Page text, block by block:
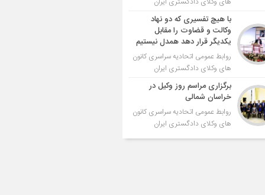
با هیچ تفسیری که دو نهاد
وکالت و قضاوت را مقابل
یکدیگر قرار دهد همدل نیستیم
روابط عمومی اتحادیه سراسری کانون
های وکلای دادگستری ایران
برگزاری مراسم روز وکیل در
خراسان شمالی
روابط عمومی اتحادیه سراسری کانون
های وکلای دادگستری ایران